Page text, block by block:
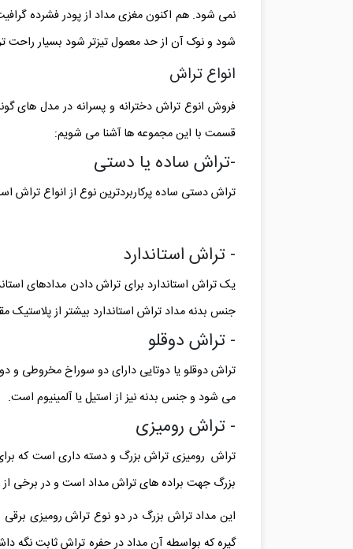
نمی شود. هم اکنون مغزی مداد از پودر فشرده
شود و نوک آن از حد معمول تیزتر شود بسیار راحت
انواع تراش
فروش انوع تراش دخترانه و پسرانه در مدل های
قسمت با این مجموعه ها آشنا می شویم:
-تراش ساده یا دستی
تراش دستی ساده پرکاربردترین نوع از انواع
- تراش استاندارد
یک تراش استاندارد برای تراش دادن مدادهای
جنس بدنه مداد تراش استاندارد بیشتر از پلاستیک
- تراش دوقلو
تراش دوقلو یا دوتایی دارای دو سوراخ مخروطی و
می شود و جنس بدنه نیز از استیل یا آلمینیوم است.
- تراش رومیزی
تراش رومیزی تراش بزرگ و دسته داری است که برای
بزرگ جهت براده های تراش مداد است و در برخی
این مداد تراش بزرگ در دو نوع تراش رومیزی
گیره که بواسطه آن مداد در حفره تراش ثابت نگه